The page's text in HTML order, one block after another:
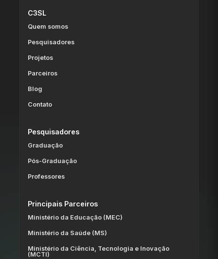
C3SL
Quem somos
Pesquisadores
Projetos
Parceiros
Blog
Contato
Pesquisadores
Graduação
Pós-Graduação
Professores
Principais Parceiros
Ministério da Educação (MEC)
Ministério da Saúde (MS)
Ministério da Ciência, Tecnologia e Inovação
(MCTI)